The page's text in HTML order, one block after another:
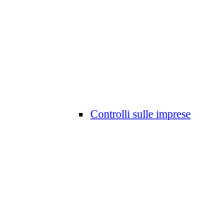
Controlli sulle imprese